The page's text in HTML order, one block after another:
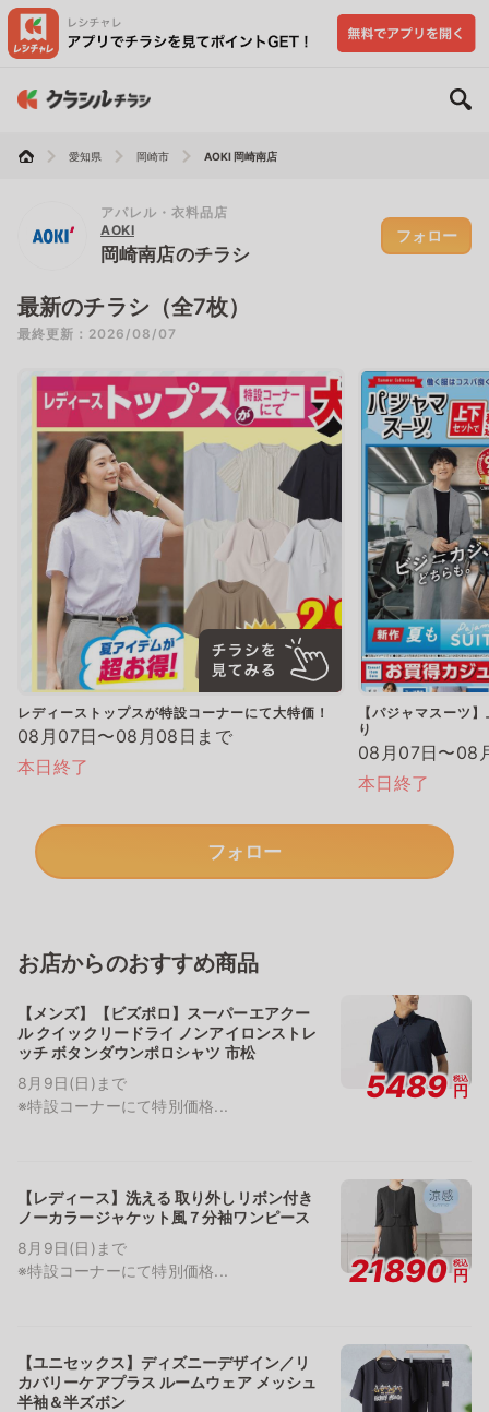
愛知県 岡崎市 AOKI 岡崎南店
アパレル・衣料品店
AOKI
岡崎南店のチラシ
フォロー
最新のチラシ（全7枚）
最終更新：2026/08/07
レディーストップスが特設コーナーにて大特価！
08月07日〜08月08日まで
本日終了
【パジャマスーツ
り
08月07日〜08
本日終了
フォロー
お店からのおすすめ商品
【メンズ】【ビズポロ】スーパーエアクー
ル クイックリードライ ノンアイロンストレ
ッチ ボタンダウンポロシャツ 市松
8月9日(日)まで
※特設コーナーにて特別価格...
5489 税込
円
【レディース】洗える 取り外しリボン付き
ノーカラージャケット風７分袖ワンピース
8月9日(日)まで
※特設コーナーにて特別価格...
21890 税込
円
【ユニセックス】ディズニーデザイン／リ
カバリーケアプラス ルームウェア メッシュ
半袖＆半ズボン